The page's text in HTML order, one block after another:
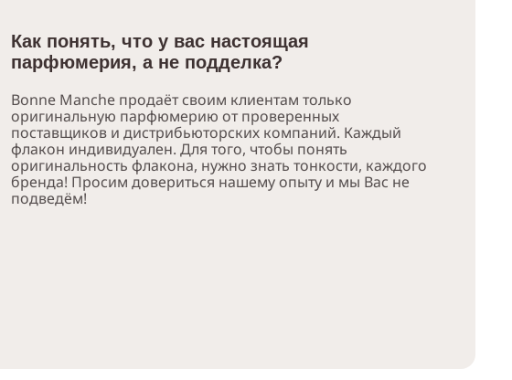
Как понять, что у вас настоящая
парфюмерия, а не подделка?
Bonne Manche продаёт своим клиентам только
оригинальную парфюмерию от проверенных
поставщиков и дистрибьюторских компаний. Каждый
флакон индивидуален. Для того, чтобы понять
оригинальность флакона, нужно знать тонкости, каждого
бренда! Просим довериться нашему опыту и мы Вас не
подведём!